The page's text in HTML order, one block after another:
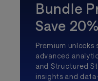
Bundle
Save 20%
Premium
advanced
and Structured
insights and